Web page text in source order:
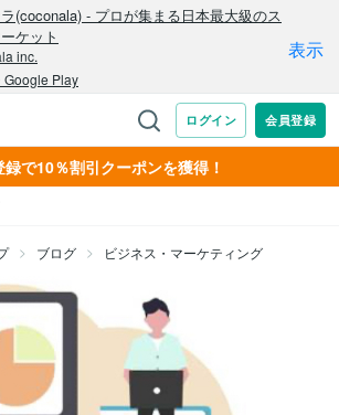
録で10％割引クーポンを獲得！
ブログ ビジネス・マーケティング